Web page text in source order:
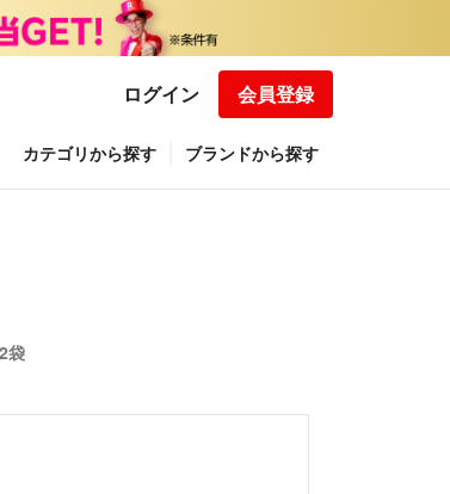
ログイン 会員登録
カテゴリから探す ブランドから探す
袋